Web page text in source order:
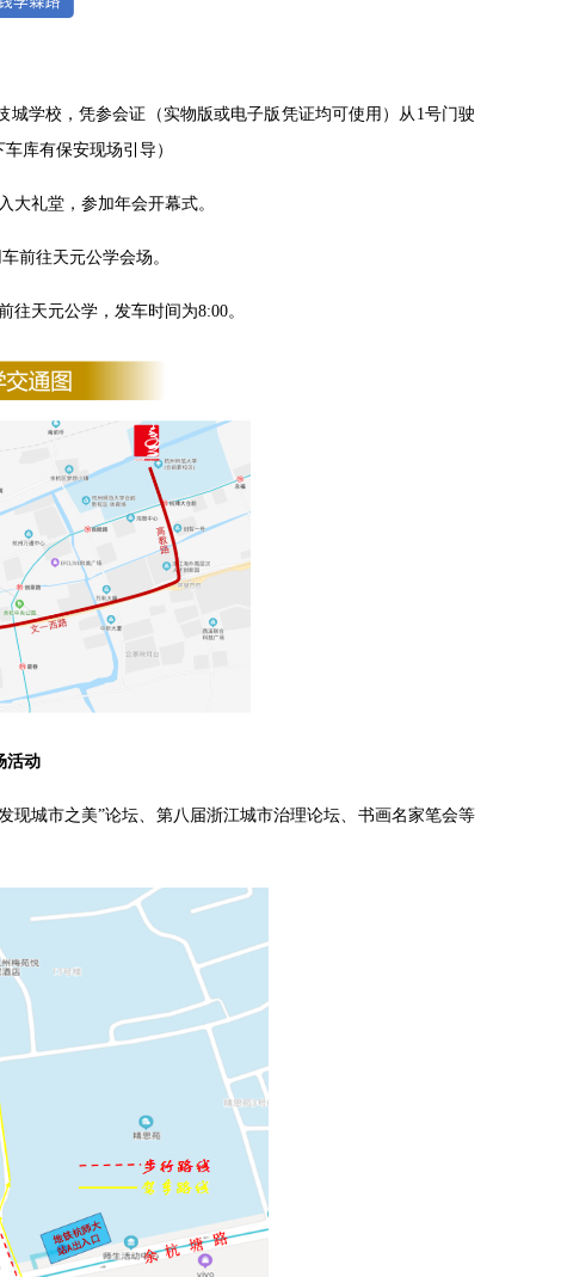
学校，凭参会证（实物版或电子版凭证均可使用）从1号门驶
库有保安现场引导）
大礼堂，参加年会开幕式。
前往天元公学会场。
天元公学，发车时间为8:00。
活动
现城市之美”论坛、第八届浙江城市治理论坛、书画名家笔会等